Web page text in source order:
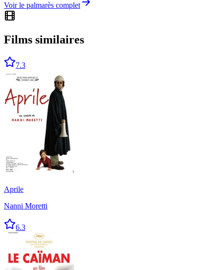
Voir le palmarès complet
Films similaires
7.3
Aprile
Nanni Moretti
6.3